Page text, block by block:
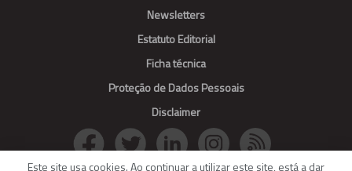
Newsletters
Estatuto Editorial
Ficha técnica
Proteção de Dados Pessoais
Disclaimer
Este site usa cookies. Ao continuar a utilizar este site, está a dar